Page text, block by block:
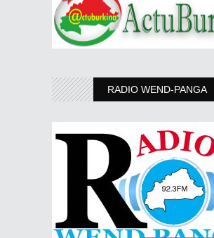
RADIO WEND-PANGA